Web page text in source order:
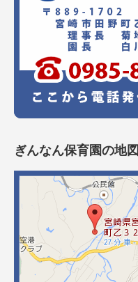
ぎんなん保育園の地図